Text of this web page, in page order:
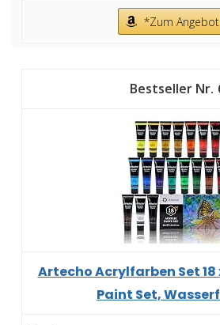
*Zum Angebot
Artecho Acrylfarben Set 18
Paint Set,